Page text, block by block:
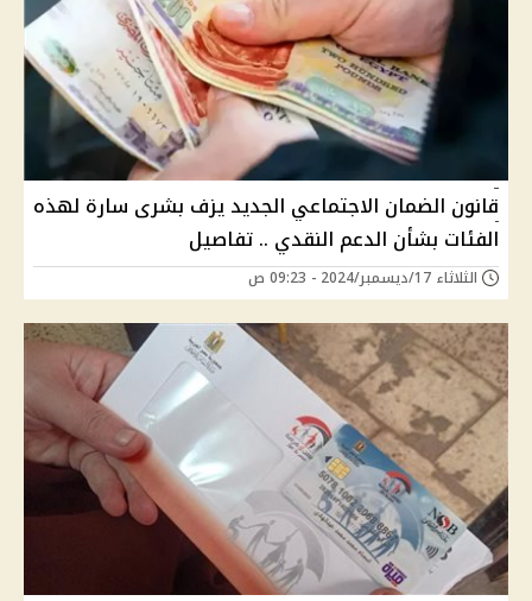
قانون الضمان الاجتماعي الجديد يزف بشرى سارة لهذه
الفئات بشأن الدعم النقدي .. تفاصيل
الثلاثاء 17/ديسمبر/2024 - 09:23 ص